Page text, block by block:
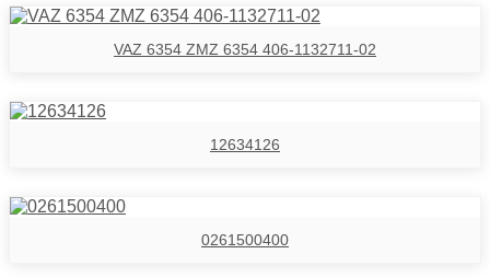
VAZ 6354 ZMZ 6354 406-1132711-02
12634126
0261500400